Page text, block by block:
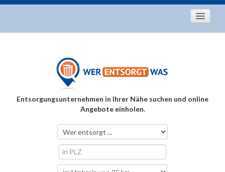
Entsorgungstipps
Über uns
Entsorgungsunternehmen in Ihrer Nähe suchen und online
Angebote einholen.